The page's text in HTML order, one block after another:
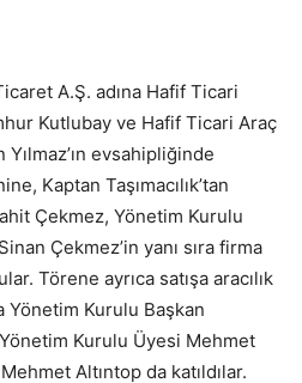
A.Ş. adına Hafif Ticari
Kutlubay ve Hafif Ticari Araç
evsahipliğinde
Kaptan Taşımacılık’tan
Çekmez, Yönetim Kurulu
Çekmez’in yanı sıra firma
Törene ayrıca satışa aracılık
Yönetim Kurulu Başkan
Yönetim Kurulu Üyesi Mehmet
Altıntop da katıldılar.